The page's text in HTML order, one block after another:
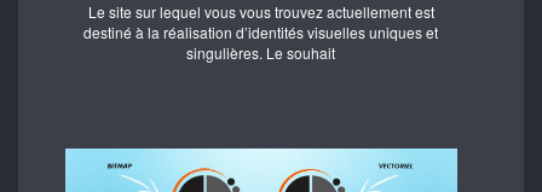
Le site sur lequel vous vous trouvez actuellement est
destiné à la réalisation d’identités visuelles uniques et
singulières. Le souhait